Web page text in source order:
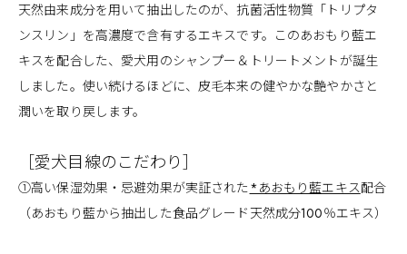
天然由来成分を用いて抽出したのが、抗菌活性物質「トリプタ
ンスリン」を高濃度で含有するエキスです。このあおもり藍エ
キスを配合した、愛犬用のシャンプー＆トリートメントが誕生
しました。使い続けるほどに、皮毛本来の健やかな艶やかさと
潤いを取り戻します。
［愛犬目線のこだわり］
①高い保湿効果・忌避効果が実証された*あおもり藍エキス配合
（あおもり藍から抽出した食品グレード天然成分100％エキス）